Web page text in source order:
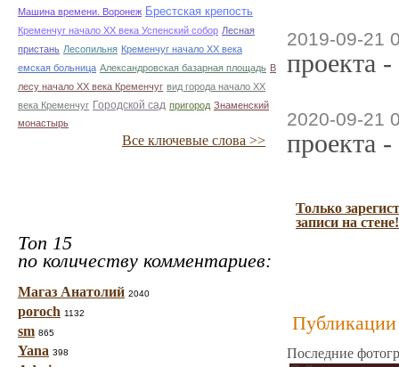
Машина времени. Воронеж Брестская крепость
Кременчуг начало ХХ века Успенский собор Лесная
пристань Лесопильня Кременчуг начало ХХ века
емская больница Александровская базарная площадь В
лесу начало ХХ века Кременчуг вид города начало ХХ
века Кременчуг Городской сад пригород Знаменский
монастырь
Все ключевые слова >>
Топ 15
по количеству комментариев:
Магаз Анатолий 2040
poroch 1132
sm 865
Yana 398
2019-09-21
проекта
2020-09-21
проекта
Только
записи на стене!
Публикации
Последние